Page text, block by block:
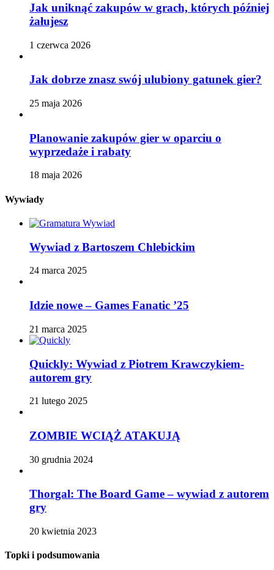
Jak uniknąć zakupów w grach, których później
żałujesz
1 czerwca 2026
Jak dobrze znasz swój ulubiony gatunek gier?
25 maja 2026
Planowanie zakupów gier w oparciu o
wyprzedaże i rabaty
18 maja 2026
Wywiady
Wywiad z Bartoszem Chlebickim
24 marca 2025
Idzie nowe – Games Fanatic ’25
21 marca 2025
Quickly: Wywiad z Piotrem Krawczykiem-
autorem gry
21 lutego 2025
ZOMBIE WCIĄŻ ATAKUJĄ
30 grudnia 2024
Thorgal: The Board Game – wywiad z autorem
gry
20 kwietnia 2023
Topki i podsumowania